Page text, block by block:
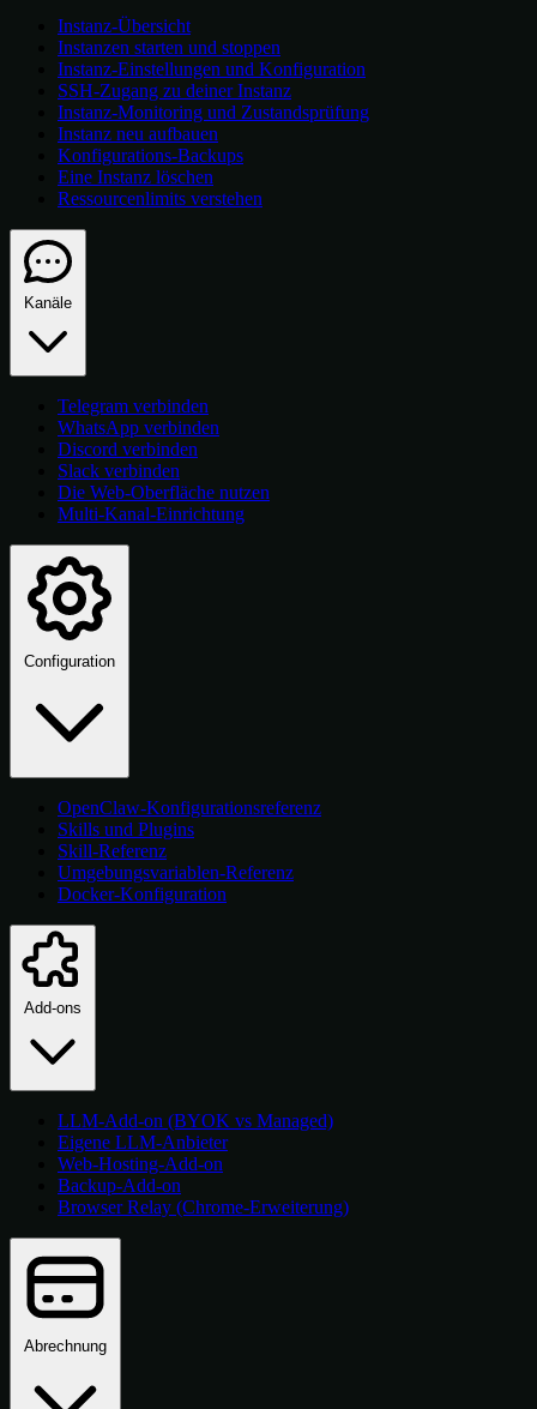
Instanz-Übersicht
Instanzen starten und stoppen
Instanz-Einstellungen und Konfiguration
SSH-Zugang zu deiner Instanz
Instanz-Monitoring und Zustandsprüfung
Instanz neu aufbauen
Konfigurations-Backups
Eine Instanz löschen
Ressourcenlimits verstehen
Kanäle
Telegram verbinden
WhatsApp verbinden
Discord verbinden
Slack verbinden
Die Web-Oberfläche nutzen
Multi-Kanal-Einrichtung
Configuration
OpenClaw-Konfigurationsreferenz
Skills und Plugins
Skill-Referenz
Umgebungsvariablen-Referenz
Docker-Konfiguration
Add-ons
LLM-Add-on (BYOK vs Managed)
Eigene LLM-Anbieter
Web-Hosting-Add-on
Backup-Add-on
Browser Relay (Chrome-Erweiterung)
Abrechnung